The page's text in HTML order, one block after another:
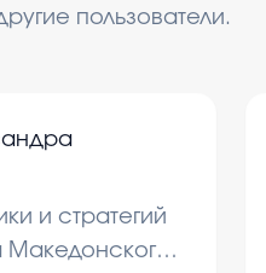
пользователи.
и стратегий
Македонского.